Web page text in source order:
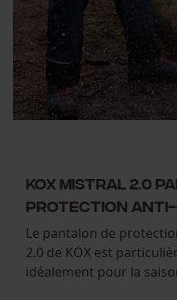
KOX Mistral 2.0
protection anti-
Le pantalon de
2.0 de KOX est
idéalement pour la